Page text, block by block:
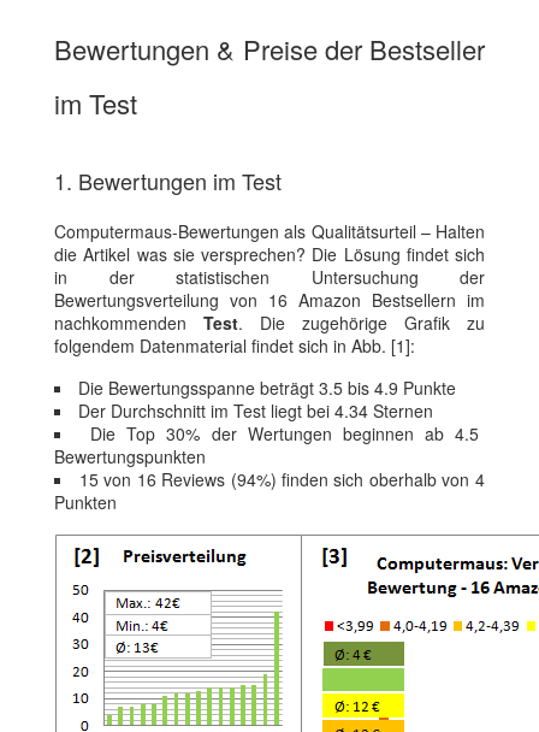
Bewertungen & Preise der Bestseller
im Test
1. Bewertungen im Test
Computermaus-Bewertungen als Qualitätsurteil – Halten
die Artikel was sie versprechen? Die Lösung findet sich
in der statistischen Untersuchung der
Bewertungsverteilung von 16 Amazon Bestsellern im
nachkommenden Test. Die zugehörige Grafik zu
folgendem Datenmaterial findet sich in Abb. [1]:
Die Bewertungsspanne beträgt 3.5 bis 4.9 Punkte
Der Durchschnitt im Test liegt bei 4.34 Sternen
Die Top 30% der Wertungen beginnen ab 4.5
Bewertungspunkten
15 von 16 Reviews (94%) finden sich oberhalb von 4
Punkten